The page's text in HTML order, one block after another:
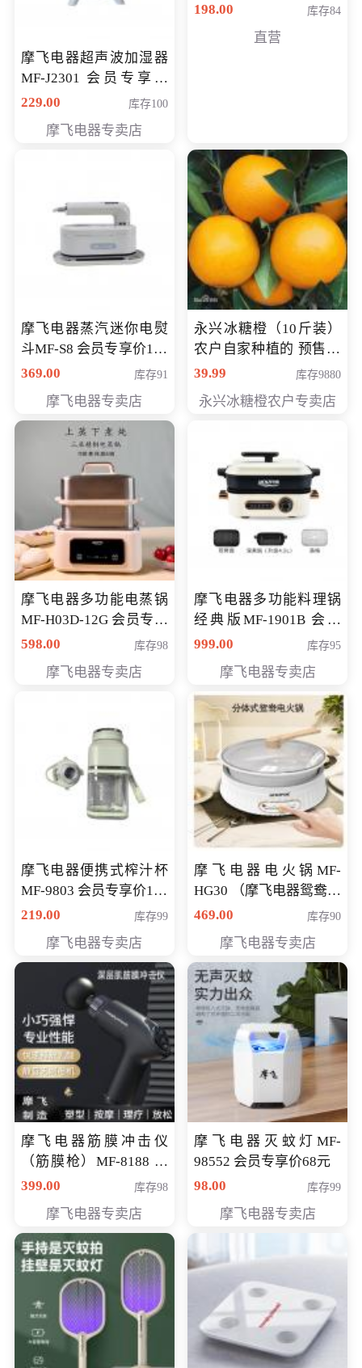
摩飞电器超声波加湿器
MF-J2301 会员专享价
168元
229.00 库存100
摩飞电器专卖店
198.00
库存84
直营
摩飞电器蒸汽迷你电熨
斗MF-S8 会员专享价168
元
369.00 库存91
摩飞电器专卖店
永兴冰糖橙（10斤装）
农户自家种植的 预售10
万斤 会员包邮专享价
39.99 库存9880
永兴冰糖橙农户专卖店
摩飞电器多功能电蒸锅
MF-H03D-12G 会员专享
价398元
598.00 库存98
摩飞电器专卖店
摩飞电器多功能料理锅
经典版MF-1901B 会员
专享价399元
999.00 库存95
摩飞电器专卖店
摩飞电器便携式榨汁杯
MF-9803 会员专享价138
元
219.00 库存99
摩飞电器专卖店
摩飞电器电火锅MF-
HG30 （摩飞电器鸳鸯锅
MF-HG30 ） 会员专享价
469.00 库存90
摩飞电器专卖店
摩飞电器筋膜冲击仪
（筋膜枪）MF-8188 会
员专享价268元
399.00 库存98
摩飞电器专卖店
摩飞电器灭蚊灯MF-
98552 会员专享价68元
98.00
库存99
摩飞电器专卖店